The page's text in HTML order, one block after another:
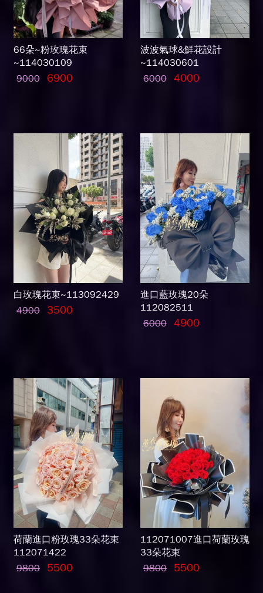
66朵~粉玫瑰花束
~114030109
9000 6900
波波氣球&鮮花設計
~114030601
6000 4000
白玫瑰花束~113092429
4900
3500
進口藍玫瑰20朵
112082511
6000 4900
荷蘭進口粉玫瑰33朵花束
112071422
9800
5500
112071007進口荷蘭玫瑰
33朵花束
9800
5500